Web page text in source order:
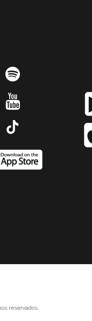
reservados.